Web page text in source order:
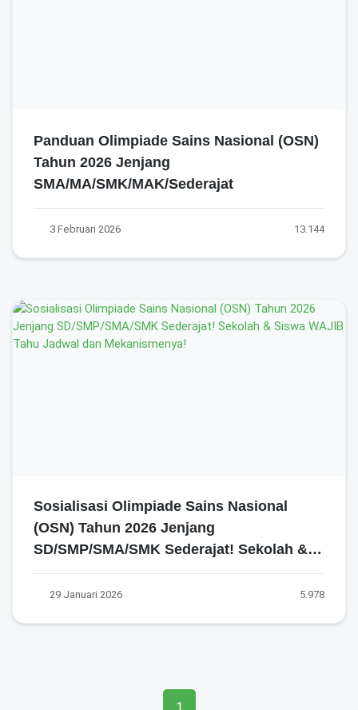
Panduan Olimpiade Sains Nasional (OSN)
Tahun 2026 Jenjang
SMA/MA/SMK/MAK/Sederajat
3 Februari 2026 13.144
Sosialisasi Olimpiade Sains Nasional
(OSN) Tahun 2026 Jenjang
SD/SMP/SMA/SMK Sederajat! Sekolah &
Siswa WAJIB Tahu Jadwal dan
Mekanismenya!
29 Januari 2026 5.978